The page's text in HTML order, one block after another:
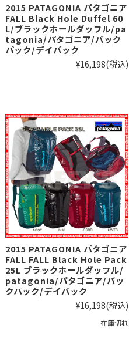
2015 PATAGONIA パタゴニア
FALL Black Hole Duffel 60
L/ブラックホールダッフル/pa
tagonia/パタゴニア/バック
パック/デイバック
¥16,198(税込)
2015 PATAGONIA パタゴニア
FALL FALL Black Hole Pack
25L ブラックホールダッフル/
patagonia/パタゴニア/バッ
クパック/デイバック
¥16,198(税込)
在庫切れ